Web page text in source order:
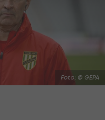
Foto: © GEPA